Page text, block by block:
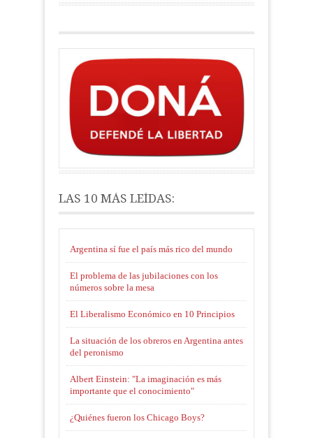
LAS 10 MÁS LEÍDAS:
Argentina sí fue el país más rico del mundo
El problema de las jubilaciones con los
números sobre la mesa
El Liberalismo Económico en 10 Principios
La situación de los obreros en Argentina antes
del peronismo
Albert Einstein: "La imaginación es más
importante que el conocimiento"
¿Quiénes fueron los Chicago Boys?